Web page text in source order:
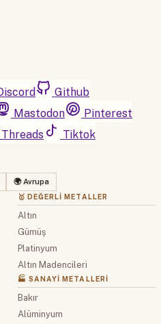
Github
Mastodon
Pinterest
Threads
Tiktok
🌍 Avrupa
🥇 DEĞERLI METALLER
Altın
Gümüş
Platinyum
Altın Madencileri
🏭 SANAYI METALLERI
Bakır
Alüminyum